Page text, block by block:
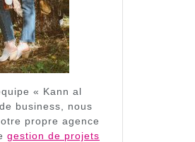
« Kann al
business, nous
propre agence
gestion de projets